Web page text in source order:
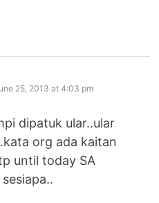
25, 2013 at 4:03 pm
dipatuk ular..ular
org ada kaitan
until today SA